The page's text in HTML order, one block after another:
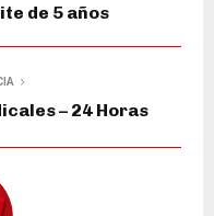
de 5 años
– 24 Horas